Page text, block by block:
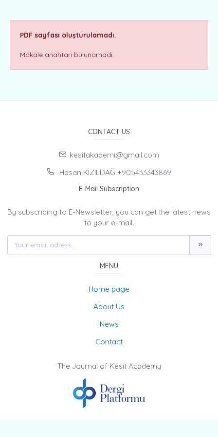
PDF sayfası oluşturulamadı.
Makale anahtarı bulunamadı.
CONTACT US
kesitakademi@gmail.com
Hasan KIZILDAĞ +905433343869
E-Mail Subscription
By subscribing to E-Newsletter, you can get the latest news
to your e-mail.
MENU
Home page
About Us
News
Contact
The Journal of Kesit Academy